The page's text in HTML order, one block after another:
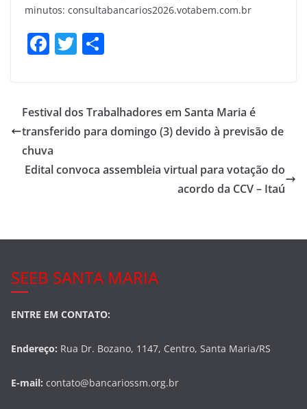
minutos: consultabancarios2026.votabem.com.br
F
e
b
o
o
T
er e
Festival dos Trabalhadores em Santa Maria é
transferido para domingo (3) devido à previsão de
chuva
Edital convoca assembleia virtual para votação do
acordo da CCV – Itaú
SEEB SANTA MARIA
ENTRE EM CONTATO:
Endereço: Rua Dr. Bozano, 1147, Centro, Santa Maria/RS
E-mail: contato@bancariossm.org.br